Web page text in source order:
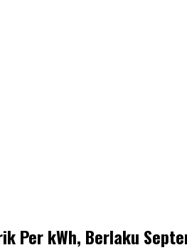
Per kWh, Berlaku